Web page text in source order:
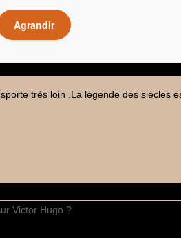
Agrandir
très loin .La légende des siècles